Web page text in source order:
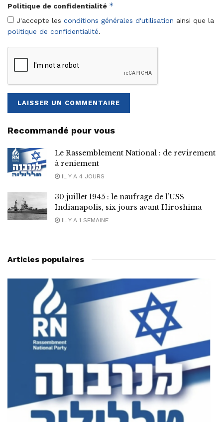
Politique de confidentialité *
J'accepte les conditions générales d'utilisation ainsi que la
politique de confidentialité.
Recommandé pour vous
Le Rassemblement National : de revirement
à reniement
IL Y A 4 JOURS
30 juillet 1945 : le naufrage de l’USS
Indianapolis, six jours avant Hiroshima
IL Y A 1 SEMAINE
Articles populaires